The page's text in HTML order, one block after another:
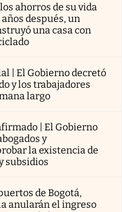
ahorros de su vida
después, un
una casa con
| El Gobierno decretó
y los trabajadores
largo
| El Gobierno
y
la existencia de
subsidios
de Bogotá,
anularán el ingreso